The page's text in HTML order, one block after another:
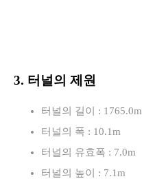
3. 터널의 제원
터널의 길이 : 1765.0m
터널의 폭 : 10.1m
터널의 유효폭 : 7.0m
터널의 높이 : 7.1m